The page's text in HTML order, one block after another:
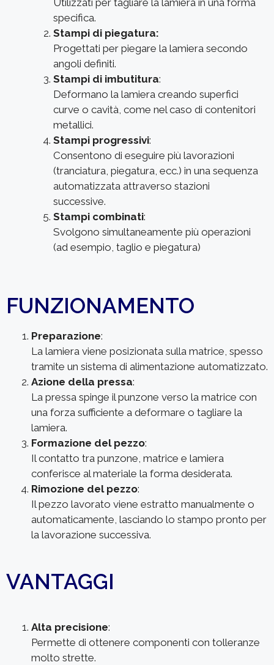
specifica.
Stampi di piegatura:
Progettati per piegare la lamiera secondo
angoli definiti.
Stampi di imbutitura:
Deformano la lamiera creando superfici
curve o cavità, come nel caso di contenitori
metallici.
Stampi progressivi:
Consentono di eseguire più lavorazioni
(tranciatura, piegatura, ecc.) in una sequenza
automatizzata attraverso stazioni
successive.
Stampi combinati:
Svolgono simultaneamente più operazioni
(ad esempio, taglio e piegatura)
FUNZIONAMENTO
Preparazione:
La lamiera viene posizionata sulla matrice, spesso
tramite un sistema di alimentazione automatizzato.
Azione della pressa:
La pressa spinge il punzone verso la matrice con
una forza sufficiente a deformare o tagliare la
lamiera.
Formazione del pezzo:
Il contatto tra punzone, matrice e lamiera
conferisce al materiale la forma desiderata.
Rimozione del pezzo:
Il pezzo lavorato viene estratto manualmente o
automaticamente, lasciando lo stampo pronto per
la lavorazione successiva.
VANTAGGI
Alta precisione:
Permette di ottenere componenti con tolleranze
molto strette.